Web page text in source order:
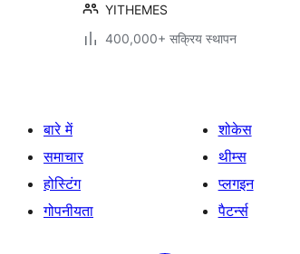
YITHEMES
400,000+ सक्रिय स्थापन
बारे में
समाचार
होस्टिंग
गोपनीयता
शोकेस
थीम्स
प्लगइन
पैटर्न्स